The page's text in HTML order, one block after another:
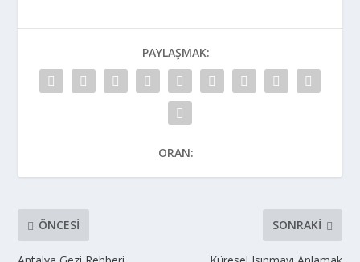
PAYLAŞMAK:
ORAN:
ÖNCESI SONRAKI